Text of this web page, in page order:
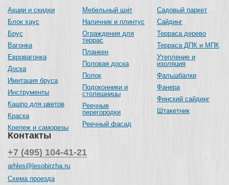
Акции и скидки
Блок хаус
Брус
Вагонка
Евровагонка
Доска
Имитация бруса
Инструменты
Кашпо для цветов
Краска
Крепеж и саморезы
Мебельный щит
Наличник и плинтус
Ограждения для
террас
Планкен
Половая доска
Полок
Подоконники и
столешницы
Реечные
перегородки
Реечный фасад
Садовый паркет
Сайдинг
Терраса дерево
Терраса ДПК и МПК
Утепление и
изоляция
Фальшбалки
Фанера
Финский сайдинг
Штакетник
Контакты
+7 (495) 104-41-21
arhles@lesobirzha.ru
Схема проезда